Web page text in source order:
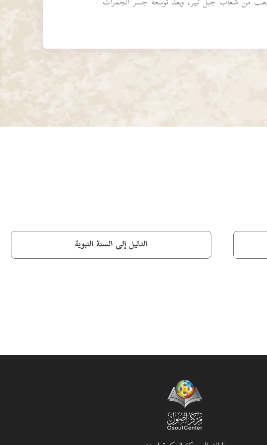
الدليل إلى السنة النبوية